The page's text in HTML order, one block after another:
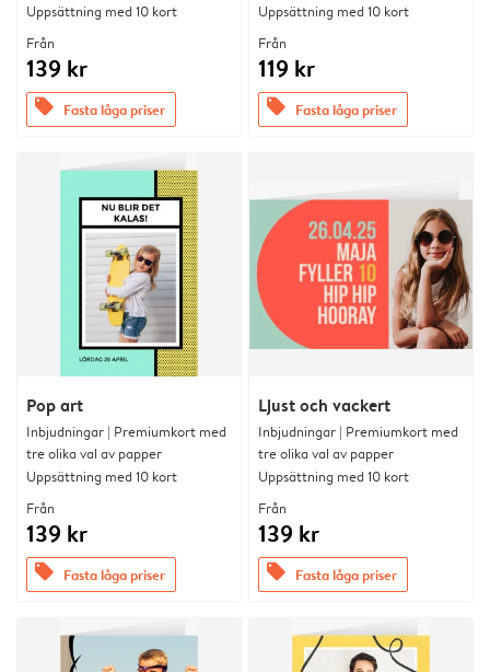
Uppsättning med 10 kort
Från
139 kr
offers Fasta låga priser
Uppsättning med 10 kort
Från
119 kr
offers Fasta låga priser
Pop art
Inbjudningar | Premiumkort med
tre olika val av papper
Uppsättning med 10 kort
Från
139 kr
offers Fasta låga priser
Ljust och vackert
Inbjudningar | Premiumkort med
tre olika val av papper
Uppsättning med 10 kort
Från
139 kr
offers Fasta låga priser